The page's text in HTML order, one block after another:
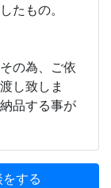
たもの。
の為、ご依
し致しま
品する事が
する